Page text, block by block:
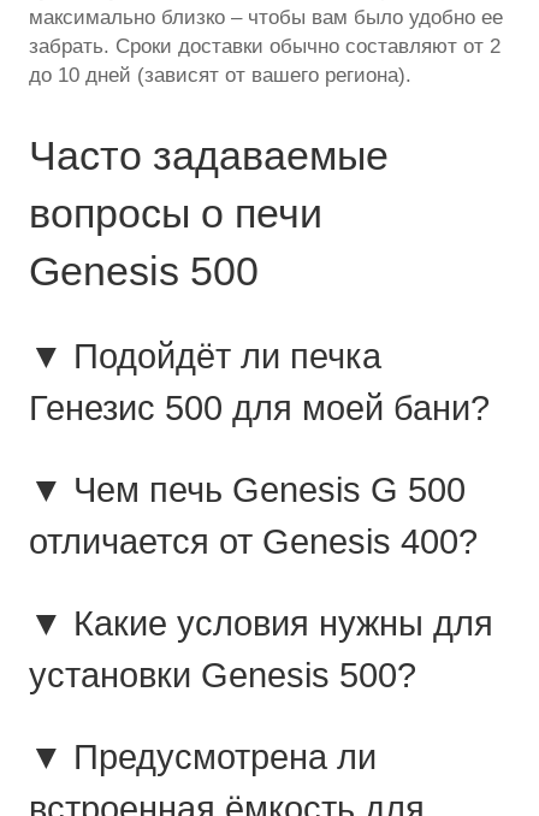
максимально близко – чтобы вам было удобно ее
забрать. Сроки доставки обычно составляют от 2
до 10 дней (зависят от вашего региона).
Часто задаваемые
вопросы о печи
Genesis 500
▼ Подойдёт ли печка
Генезис 500 для моей бани?
▼ Чем печь Genesis G 500
отличается от Genesis 400?
▼ Какие условия нужны для
установки Genesis 500?
▼ Предусмотрена ли
встроенная ёмкость для